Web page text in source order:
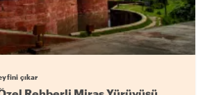
çıkar